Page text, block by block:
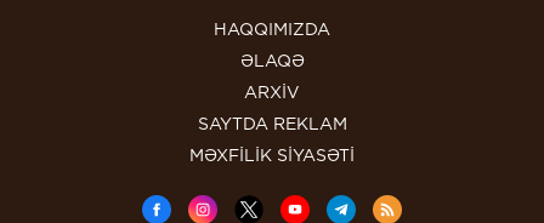
HAQQIMIZDA
ƏLAQƏ
ARXİV
SAYTDA REKLAM
MƏXFİLİK SİYASƏTİ